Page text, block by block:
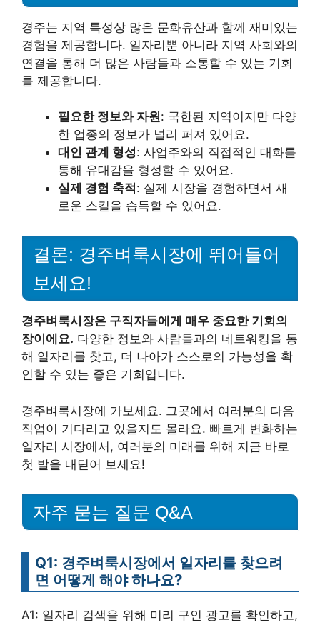
경주는 지역 특성상 많은 문화유산과 함께 재미있는
경험을 제공합니다. 일자리뿐 아니라 지역 사회와의
연결을 통해 더 많은 사람들과 소통할 수 있는 기회
를 제공합니다.
필요한 정보와 자원: 국한된 지역이지만 다양
한 업종의 정보가 널리 퍼져 있어요.
대인 관계 형성: 사업주와의 직접적인 대화를
통해 유대감을 형성할 수 있어요.
실제 경험 축적 : 실제 시장을 경험하면서 새
로운 스킬을 습득할 수 있어요.
결론: 경주벼룩시장에 뛰어들어
보세요!
경주벼룩시장은 구직자들에게 매우 중요한 기회의
장이에요. 다양한 정보와 사람들과의 네트워킹을 통
해 일자리를 찾고, 더 나아가 스스로의 가능성을 확
인할 수 있는 좋은 기회입니다.
경주벼룩시장에 가보세요. 그곳에서 여러분의 다음
직업이 기다리고 있을지도 몰라요. 빠르게 변화하는
일자리 시장에서, 여러분의 미래를 위해 지금 바로
첫 발을 내딛어 보세요!
자주 묻는 질문 Q&A
Q1: 경주벼룩시장에서 일자리를 찾으려
면 어떻게 해야 하나요?
A1: 일자리 검색을 위해 미리 구인 광고를 확인하고,